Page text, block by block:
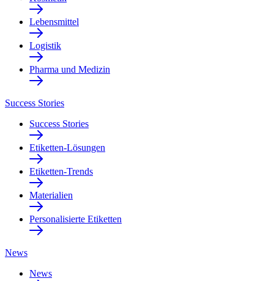
Lebensmittel
Logistik
Pharma und Medizin
Success Stories
Success Stories
Etiketten-Lösungen
Etiketten-Trends
Materialien
Personalisierte Etiketten
News
News